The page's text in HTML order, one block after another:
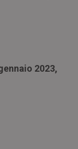
2023,